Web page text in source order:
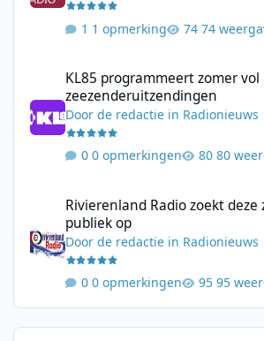
1 opmerking 74
KL85 programmeert zomer
zeezenderuitzendingen
Doorde redactie in Radionieuws
0 opmerkingen 80
Rivierenland Radio zoekt deze
publiek op
Doorde redactie in Radionieuws
0 opmerkingen 95